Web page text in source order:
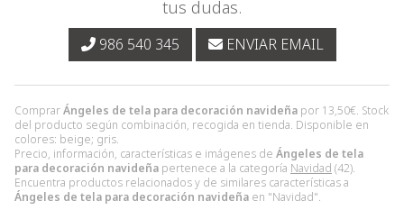
ComprarÁngeles de tela para decoración navideña por 13,50€. Stock
del producto según combinación, recogida en tienda. Disponible en
colores: beige; gris.
Precio, información, características e imágenes de Ángeles de tela
para decoración navideña pertenece a la categoría Navidad (42).
Encuentra productos relacionados y de similares características a
Ángeles de tela para decoración navideña en "Navidad".
tus dudas.
986 540 345 ENVIAR EMAIL